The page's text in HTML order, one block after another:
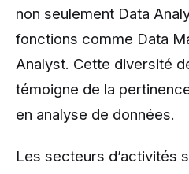
non seulement Data
fonctions comme Data
Analyst. Cette diversité
témoigne de la
en analyse de données.
Les secteurs d’activités